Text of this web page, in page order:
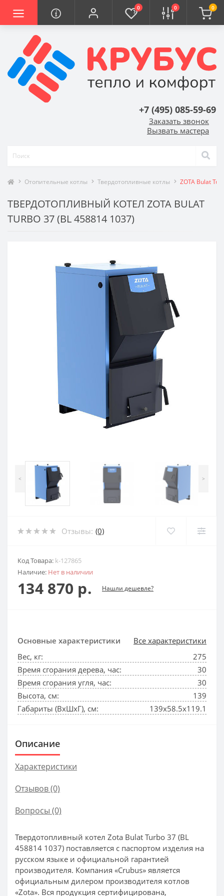
0 0 0
+7 (495) 085-59-69
Заказать звонок
Вызвать мастера
Отопительные котлы Твердотопливные котлы ZOTA Bulat
ТВЕРДОТОПЛИВНЫЙ КОТЕЛ ZOTA BULAT
TURBO 37 (BL 458814 1037)
< >
Отзывы: (0)
Код Товара: k-127865
Наличие: Нет в наличии
134 870 р. Нашли дешевле?
Основные характеристики
Все характеристики
Вес, кг:
275
Время сгорания дерева, час:
30
Время сгорания угля, час:
30
Высота, см:
139
Габариты (ВхШхГ), см:
139x58.5x119.1
Описание
Характеристики
Отзывов (0)
Вопросы (0)
Твердотопливный котел Zota Bulat Turbo 37 (BL
458814 1037) поставляется с паспортом изделия на
русском языке и официальной гарантией
производителя. Компания «Crubus» является
официальным дилером производителя котлов
«Zota». Вся продукция сертифицирована,